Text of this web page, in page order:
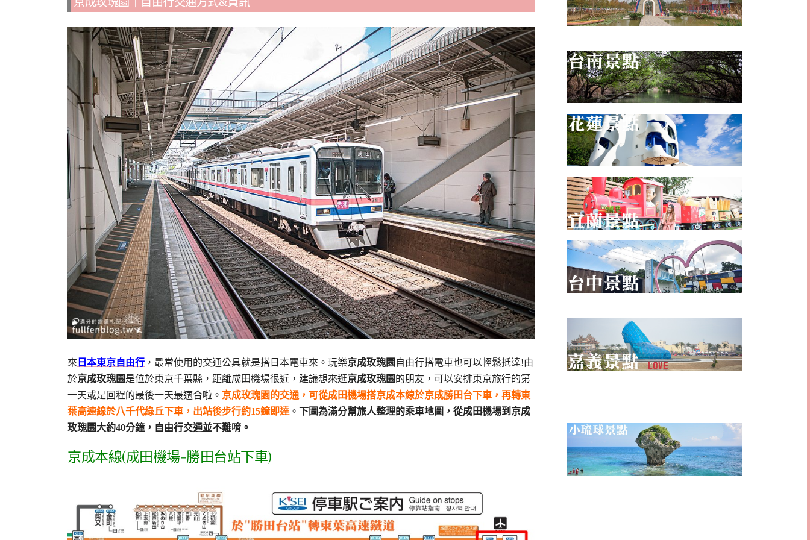
來 日本東京自由行 ，最常使用的交通公具就是搭日本電車來。玩樂京成玫瑰園 自由行搭電車也可以輕鬆抵達!由
於京成玫瑰園是位於東京千葉縣，距離成田機場很近，建議想來逛京成玫瑰園的朋友，可以安排東京旅行的第
一天或是回程的最後一天最適合啦。 京成玫瑰園的交通，可從成田機場搭京成本線於京成勝田台下車，再轉東
葉高速線於八千代綠丘下車，出站後步行約15鐘即達 。 下圖為滿分幫旅人整理的乘車地圖，從成田機場到京成
玫瑰園大約40分鐘，自由行交通並不難唷。
京成本線(成田機場-勝田台站下車)